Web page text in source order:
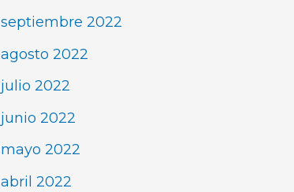
septiembre 2022
agosto 2022
julio 2022
junio 2022
mayo 2022
abril 2022